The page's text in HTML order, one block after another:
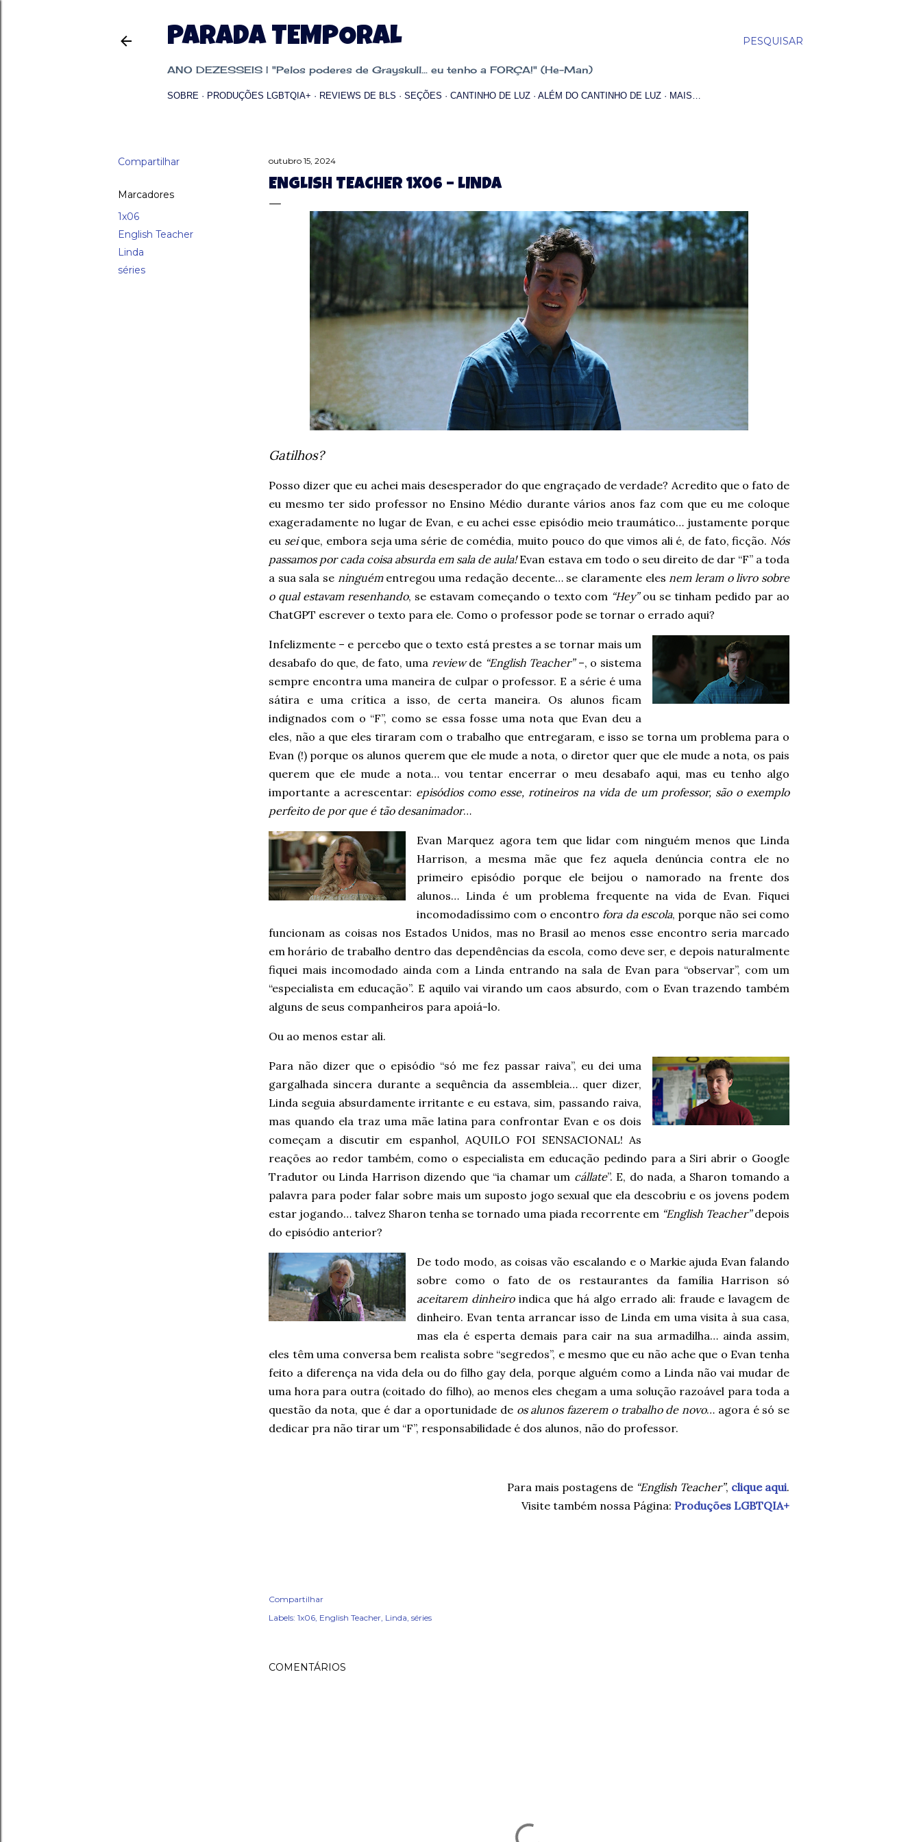
PESQUISAR
PARADA TEMPORAL
ANO DEZESSEIS | "Pelos poderes de Grayskull... eu tenho a FORÇA!" (He-Man)
SOBRE PRODUÇÕES LGBTQIA+ REVIEWS DE BLS SEÇÕES CANTINHO DE LUZ ALÉM DO CANTINHO DE LUZ MAIS…
Compartilhar
Marcadores
1x06
English Teacher
Linda
séries
outubro 15, 2024
ENGLISH TEACHER 1X06 – LINDA
Gatilhos?
Posso dizer que eu achei mais desesperador do que engraçado de verdade? Acredito que o fato de
eu mesmo ter sido professor no Ensino Médio durante vários anos faz com que eu me coloque
exageradamente no lugar de Evan, e eu achei esse episódio meio traumático… justamente porque
eu seique, embora seja uma série de comédia, muito pouco do que vimos ali é, de fato, ficção. Nós
passamos por cada coisa absurda em sala de aula!Evan estava em todo o seu direito de dar “F” a toda
a sua sala se ninguémentregou uma redação decente… se claramente elesnem leram o livro sobre
o qual estavam resenhando, se estavam começando o texto com “Hey”ou se tinham pedido par ao
ChatGPT escrever o texto para ele. Como o professor pode se tornar o errado aqui?
Infelizmente – e percebo que o texto está prestes a se tornar mais um
desabafo do que, de fato, uma reviewde “English Teacher”–, o sistema
sempre encontra uma maneira de culpar o professor. E a série é uma
sátira e uma crítica a isso, de certa maneira. Os alunos ficam
indignados com o “F”, como se essa fosse uma nota que Evan deu a
eles, não a que eles tiraram com o trabalho que entregaram, e isso se torna um problema para o
Evan (!) porque os alunos querem que ele mude a nota, o diretor quer que ele mude a nota, os pais
querem que ele mude a nota… vou tentar encerrar o meu desabafo aqui, mas eu tenho algo
importante a acrescentar: episódios como esse, rotineiros na vida de um professor, são o exemplo
perfeito de por que é tão desanimador…
Evan Marquez agora tem que lidar com ninguém menos que Linda
Harrison, a mesma mãe que fez aquela denúncia contra ele no
primeiro episódio porque ele beijou o namorado na frente dos
alunos… Linda é um problema frequente na vida de Evan. Fiquei
incomodadíssimo com o encontro fora da escola, porque não sei como
funcionam as coisas nos Estados Unidos, mas no Brasil ao menos esse encontro seria marcado
em horário de trabalho dentro das dependências da escola, como deve ser, e depois naturalmente
fiquei mais incomodado ainda com a Linda entrando na sala de Evan para “observar”, com um
“especialista em educação”. E aquilo vai virando um caos absurdo, com o Evan trazendo também
alguns de seus companheiros para apoiá-lo.
Ou ao menos estar ali.
Para não dizer que o episódio “só me fez passar raiva”, eu dei uma
gargalhada sincera durante a sequência da assembleia… quer dizer,
Linda seguia absurdamente irritante e eu estava, sim, passando raiva,
mas quando ela traz uma mãe latina para confrontar Evan e os dois
começam a discutir em espanhol, AQUILO FOI SENSACIONAL! As
reações ao redor também, como o especialista em educação pedindo para a Siri abrir o Google
Tradutor ou Linda Harrison dizendo que “ia chamar um cállate”. E, do nada, a Sharon tomando a
palavra para poder falar sobre mais um suposto jogo sexual que ela descobriu e os jovens podem
estar jogando… talvez Sharon tenha se tornado uma piada recorrente em “English Teacher”depois
do episódio anterior?
De todo modo, as coisas vão escalando e o Markie ajuda Evan falando
sobre como o fato de os restaurantes da família Harrison só
aceitarem dinheiroindica que há algo errado ali: fraude e lavagem de
dinheiro. Evan tenta arrancar isso de Linda em uma visita à sua casa,
mas ela é esperta demais para cair na sua armadilha… ainda assim,
eles têm uma conversa bem realista sobre “segredos”, e mesmo que eu não ache que o Evan tenha
feito a diferença na vida dela ou do filho gay dela, porque alguém como a Linda não vai mudar de
uma hora para outra (coitado do filho), ao menos eles chegam a uma solução razoável para toda a
questão da nota, que é dar a oportunidade de os alunos fazerem o trabalho de novo… agora é só se
dedicar pra não tirar um “F”, responsabilidade é dos alunos, não do professor.
Para mais postagens de “English Teacher”, clique aqui.
Visite também nossa Página: Produções LGBTQIA+
Compartilhar
Labels: 1x06 English Teacher Linda séries
COMENTÁRIOS